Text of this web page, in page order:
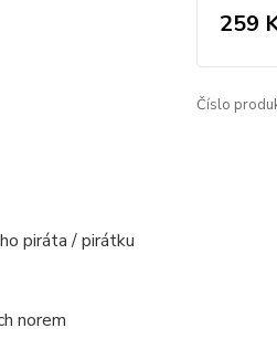
259
Číslo
piráta / pirátku
norem